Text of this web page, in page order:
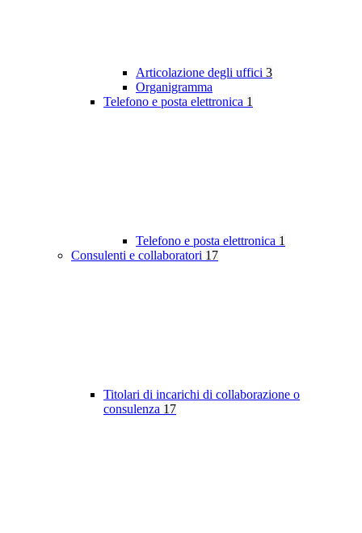
Articolazione degli uffici 3
Organigramma
Telefono e posta elettronica 1
Telefono e posta elettronica 1
Consulenti e collaboratori 17
Titolari di incarichi di collaborazione o
consulenza 17